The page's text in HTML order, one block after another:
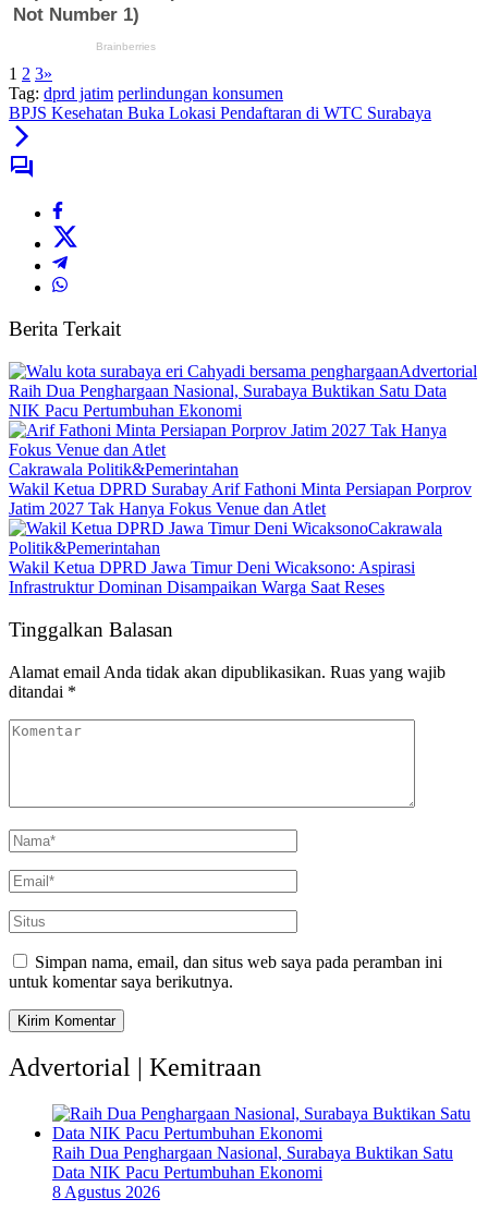
1 2 3»
Tag: dprd jatim perlindungan konsumen
BPJS Kesehatan Buka Lokasi Pendaftaran di WTC Surabaya
Berita Terkait
Advertorial
Raih Dua Penghargaan Nasional, Surabaya Buktikan Satu Data
NIK Pacu Pertumbuhan Ekonomi
Cakrawala Politik&Pemerintahan
Wakil Ketua DPRD Surabay Arif Fathoni Minta Persiapan Porprov
Jatim 2027 Tak Hanya Fokus Venue dan Atlet
Cakrawala
Politik&Pemerintahan
Wakil Ketua DPRD Jawa Timur Deni Wicaksono: Aspirasi
Infrastruktur Dominan Disampaikan Warga Saat Reses
Tinggalkan Balasan
Alamat email Anda tidak akan dipublikasikan. Ruas yang wajib
ditandai *
Simpan nama, email, dan situs web saya pada peramban ini
untuk komentar saya berikutnya.
Advertorial | Kemitraan
Raih Dua Penghargaan Nasional, Surabaya Buktikan Satu
Data NIK Pacu Pertumbuhan Ekonomi
8 Agustus 2026